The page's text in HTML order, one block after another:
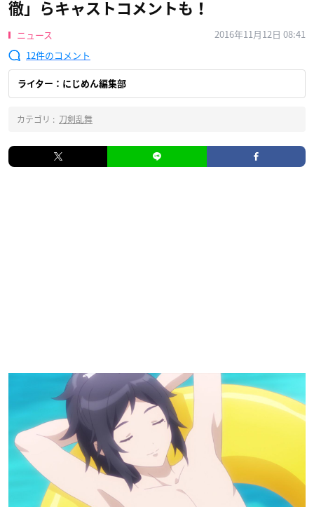
徹」らキャストコメントも！
ニュース
2016年11月12日 08:41
12
ライター：にじめん編集部
カテゴリ : 刀剣乱舞